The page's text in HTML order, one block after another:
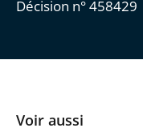
Décision n° 458429
Voir aussi